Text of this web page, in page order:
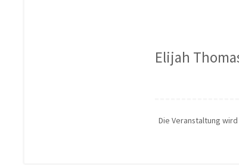
Elijah
Die Veranstaltung